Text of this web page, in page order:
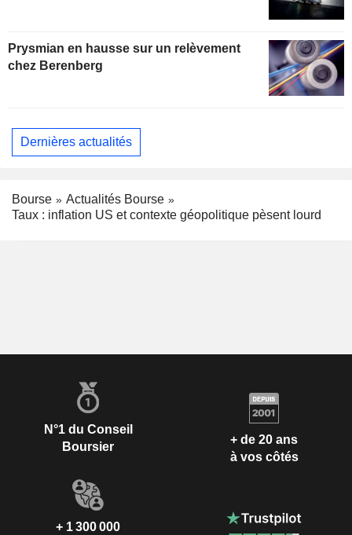
Prysmian en hausse sur un relèvement
chez Berenberg
Dernières actualités
Bourse
Actualités Bourse
Taux : inflation US et contexte géopolitique pèsent lourd
N°1 du Conseil
Boursier
+ de 20 ans
à vos côtés
+ 1 300 000